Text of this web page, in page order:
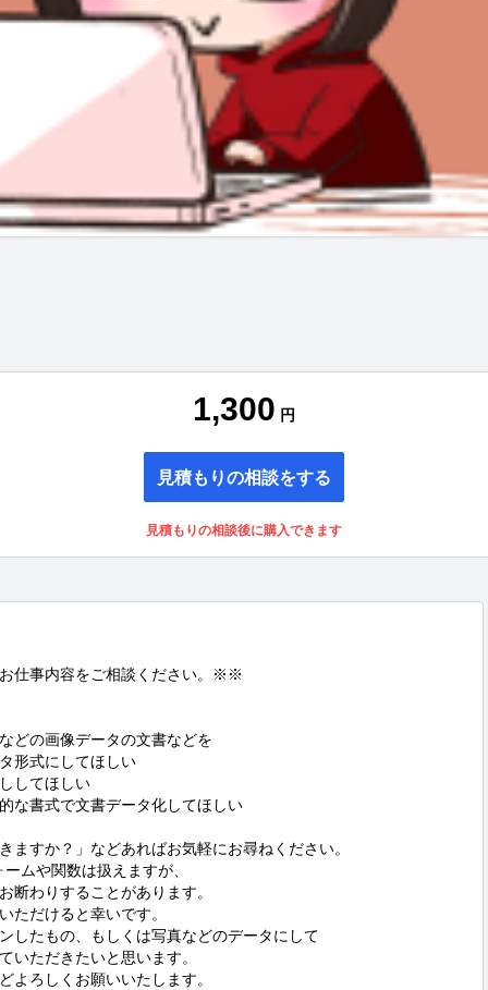
1,300 円
見積もりの相談をする
見積もりの相談後に購入できます
仕事内容をご相談ください。※※
の画像データの文書などを
式にしてほしい
てほしい
式で文書データ化してほしい
か？」などあればお気軽にお尋ねください。
や関数は扱えますが、
わりすることがあります。
だけると幸いです。
たもの、もしくは写真などのデータにして
ただきたいと思います。
ろしくお願いいたします。